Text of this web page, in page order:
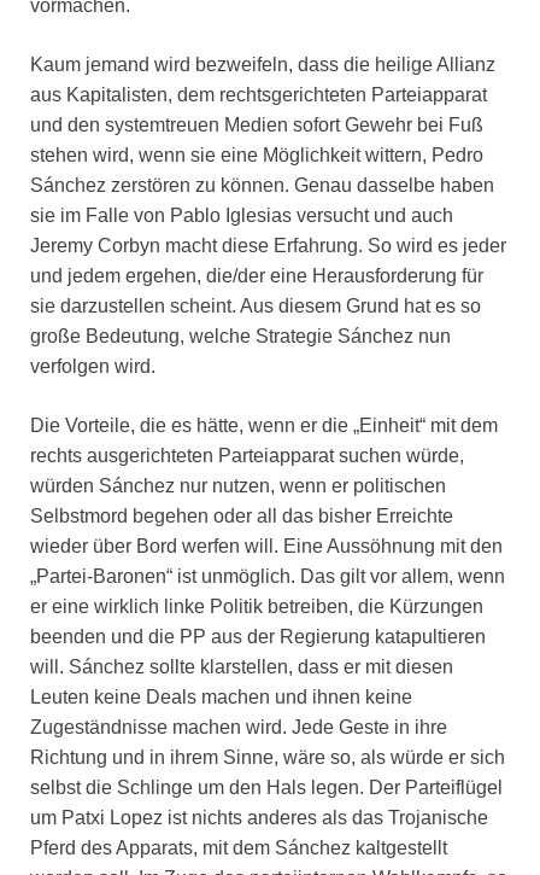
vormachen.
Kaum jemand wird bezweifeln, dass die heilige Allianz
aus Kapitalisten, dem rechtsgerichteten Parteiapparat
und den systemtreuen Medien sofort Gewehr bei Fuß
stehen wird, wenn sie eine Möglichkeit wittern, Pedro
Sánchez zerstören zu können. Genau dasselbe haben
sie im Falle von Pablo Iglesias versucht und auch
Jeremy Corbyn macht diese Erfahrung. So wird es jeder
und jedem ergehen, die/der eine Herausforderung für
sie darzustellen scheint. Aus diesem Grund hat es so
große Bedeutung, welche Strategie Sánchez nun
verfolgen wird.
Die Vorteile, die es hätte, wenn er die „Einheit“ mit dem
rechts ausgerichteten Parteiapparat suchen würde,
würden Sánchez nur nutzen, wenn er politischen
Selbstmord begehen oder all das bisher Erreichte
wieder über Bord werfen will. Eine Aussöhnung mit den
„Partei-Baronen“ ist unmöglich. Das gilt vor allem, wenn
er eine wirklich linke Politik betreiben, die Kürzungen
beenden und die PP aus der Regierung katapultieren
will. Sánchez sollte klarstellen, dass er mit diesen
Leuten keine Deals machen und ihnen keine
Zugeständnisse machen wird. Jede Geste in ihre
Richtung und in ihrem Sinne, wäre so, als würde er sich
selbst die Schlinge um den Hals legen. Der Parteiflügel
um Patxi Lopez ist nichts anderes als das Trojanische
Pferd des Apparats, mit dem Sánchez kaltgestellt